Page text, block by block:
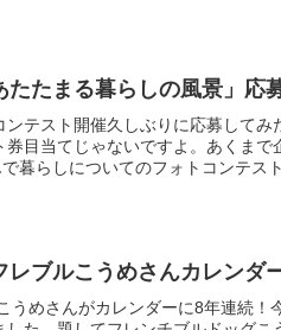
たまる暮らしの風景」応
テスト開催久しぶりに応募してみ
目当てじゃないですよ。あくまで
暮らしについてのフォトコンテスト
レブルこうめさんカレンダ
うめさんがカレンダーに8年連続！